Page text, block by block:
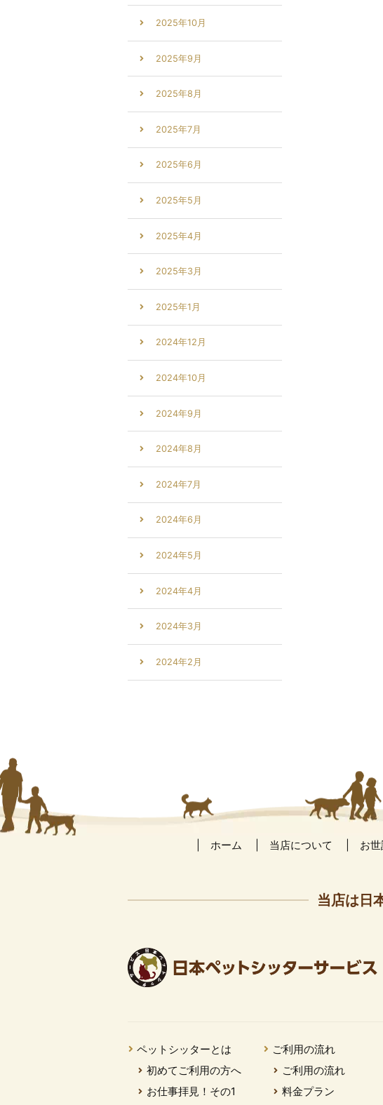
2025年10月
2025年9月
2025年8月
2025年7月
2025年6月
2025年5月
2025年4月
2025年3月
2025年1月
2024年12月
2024年10月
2024年9月
2024年8月
2024年7月
2024年6月
2024年5月
2024年4月
2024年3月
2024年2月
ホーム 当店について お
当店は日
ペットシッターとは
初めてご利用の方へ
お仕事拝見！その1
ご利用の流れ
ご利用の流れ
料金プラン